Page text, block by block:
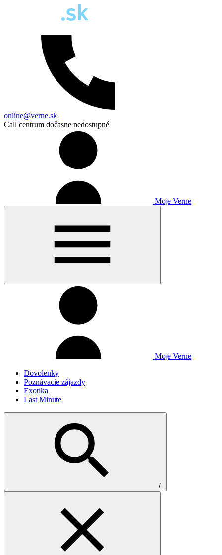
online@verne.sk
Call centrum dočasne nedostupné
Moje Verne
Moje Verne
Dovolenky
Poznávacie zájazdy
Exotika
Last Minute
/